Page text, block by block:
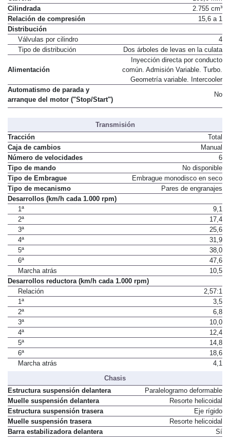
Cilindrada
2.755 cm³
Relación de compresión
15,6 a 1
Distribución
Válvulas por cilindro
4
Tipo de distribución
Dos árboles de levas en la culata
Alimentación
Inyección directa por conducto
común. Admisión Variable. Turbo.
Geometría variable. Intercooler
Automatismo de parada y
arranque del motor ("Stop/Start")
No
Transmisión
Tracción
Total
Caja de cambios
Manual
Número de velocidades
6
Tipo de mando
No disponible
Tipo de Embrague
Embrague monodisco en seco
Tipo de mecanismo
Pares de engranajes
Desarrollos (km/h cada 1.000 rpm)
1ª
9,1
2ª
17,4
3ª
25,6
4ª
31,9
5ª
38,0
6ª
47,6
Marcha atrás
10,5
Desarrollos reductora (km/h cada 1.000 rpm)
Relación
2,57:1
1ª
3,5
2ª
6,8
3ª
10,0
4ª
12,4
5ª
14,8
6ª
18,6
Marcha atrás
4,1
Chasis
Estructura suspensión delantera
Paralelogramo deformable
Muelle suspensión delantera
Resorte helicoidal
Estructura suspensión trasera
Eje rígido
Muelle suspensión trasera
Resorte helicoidal
Barra estabilizadora delantera
Sí